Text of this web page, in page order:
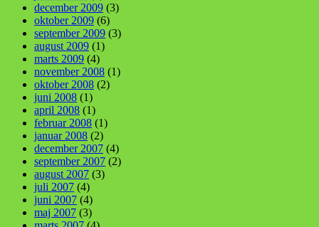
december 2009 (3)
oktober 2009 (6)
september 2009 (3)
august 2009 (1)
marts 2009 (4)
november 2008 (1)
oktober 2008 (2)
juni 2008 (1)
april 2008 (1)
februar 2008 (1)
januar 2008 (2)
december 2007 (4)
september 2007 (2)
august 2007 (3)
juli 2007 (4)
juni 2007 (4)
maj 2007 (3)